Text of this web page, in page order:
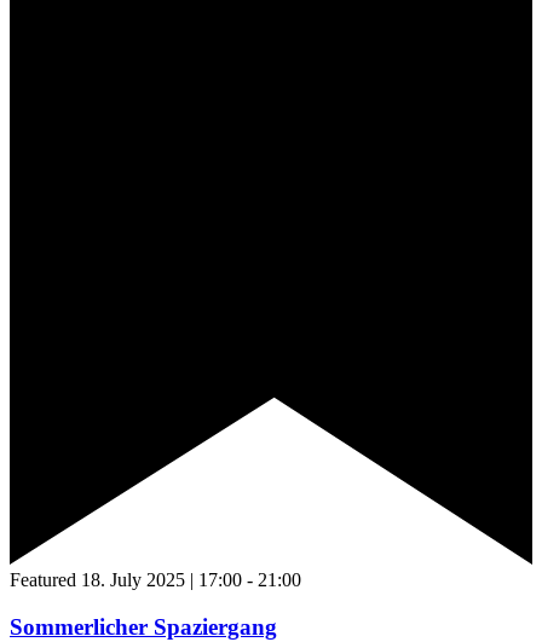
Featured 18. July 2025 | 17:00 - 21:00
Sommerlicher Spaziergang